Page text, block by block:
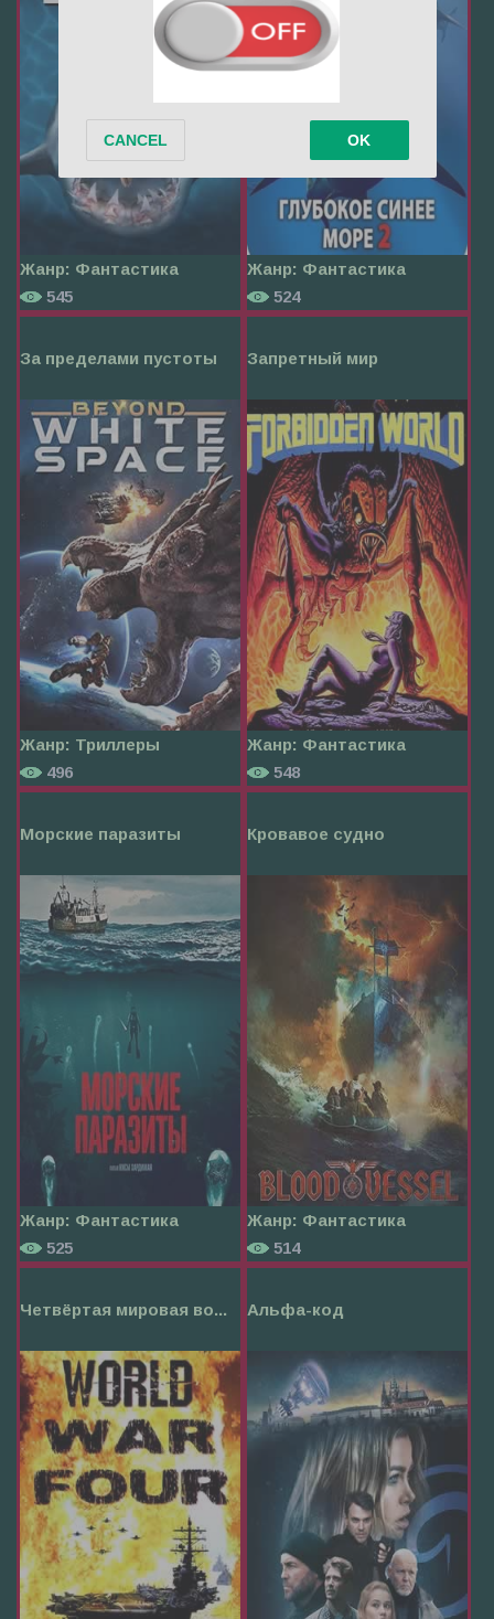
Жанр: Фантастика
545
Жанр: Фантастика
524
За пределами пустоты
Жанр: Триллеры
496
Запретный мир
Жанр: Фантастика
548
Морские паразиты
Жанр: Фантастика
525
Кровавое судно
Жанр: Фантастика
514
Четвёртая мировая во... Альфа-код